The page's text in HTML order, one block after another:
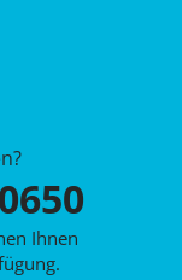
Ihnen